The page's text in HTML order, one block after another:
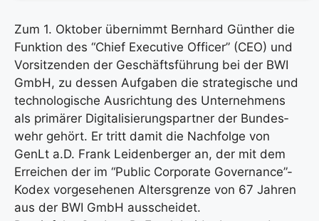
Zum 1. Okto­ber über­nimmt Bern­hard Gün­ther die
Funk­ti­on des “Chief Exe­cu­ti­ve Offi­cer” (CEO) und
Vor­sit­zen­den der Geschäfts­füh­rung bei der BWI
GmbH, zu des­sen Auf­ga­ben die stra­te­gi­sche und
tech­no­lo­gi­sche Aus­rich­tung des Unter­neh­mens
als pri­mä­rer Digi­ta­li­sie­rungs­part­ner der Bun­des­
wehr gehört. Er tritt damit die Nach­fol­ge von
GenLt a.D. Frank Lei­den­ber­ger an, der mit dem
Errei­chen der im “Public Cor­po­ra­te Governance”-
Kodex vor­ge­se­he­nen Alters­gren­ze von 67 Jah­ren
aus der BWI GmbH aus­schei­det.